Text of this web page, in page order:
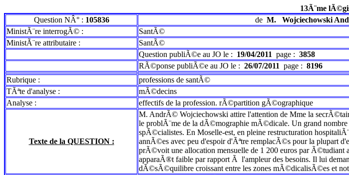
13Ã¨me
Question NÂ° : 105836 de M. Wojciechowski
MinistÃ¨re interrogÃ© :
SantÃ©
MinistÃ¨re attributaire :
SantÃ©
Question publiÃ©e au JO le : 19/04/2011 page : 3858
RÃ©ponse publiÃ©e au JO le : 26/07/2011 page : 8196
Rubrique :
professions de santÃ©
TÃªte d'analyse :
mÃ©decins
Analyse :
effectifs de la profession. rÃ©partition gÃ©ographique
Texte de la QUESTION :
M. AndrÃ© Wojciechowski attire l'attention de Mme la
le problÃ¨me de la dÃ©mographie mÃ©dicale. Un grand
spÃ©cialistes. En Moselle-est, en pleine restructuration
annÃ©es avec peu d'espoir d'Ãªtre remplacÃ©s pour la plupart
prÃ©voit une allocation mensuelle de 1 200 euros par Ã©tudiant
apparaÃ®t faible par rapport Ã l'ampleur des besoins. Il lui
dÃ©sÃ©quilibre croissant entre les zones mÃ©dicalisÃ©es et